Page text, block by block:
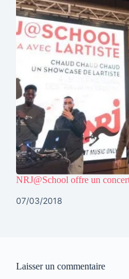
NRJ@School offre un
07/03/2018
Laisser un commentaire